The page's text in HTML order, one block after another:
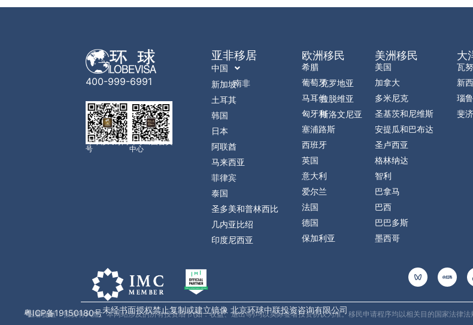
400-999-6991
环球移民订阅
号
环球出国会员
中心
亚非移居
中国
新加坡
土耳其
韩国
日本
阿联酋
马来西亚
菲律宾
泰国
圣多美和普林西比
几内亚比绍
印度尼西亚
南非
欧洲移民
希腊
葡萄牙
马耳他
匈牙利
塞浦路斯
西班牙
英国
意大利
爱尔兰
法国
德国
保加利亚
克罗地亚
拉脱维亚
斯洛文尼亚
美洲移民
美国
加拿大
多米尼克
圣基茨和尼维斯
安提瓜和巴布达
圣卢西亚
格林纳达
智利
巴拿马
巴西
巴巴多斯
墨西哥
大
瓦
新
瑙鲁
斐济
粤ICP备19150180号未经书面授权禁止复制或建立镜像 北京环球中联投资咨询有限公司
*温馨提醒：投资有风险。本网站涉及的所有投资细节(如：收益、退出等)均以实际签署投资协议为准。移民申请程序均以相关目的国家法律法